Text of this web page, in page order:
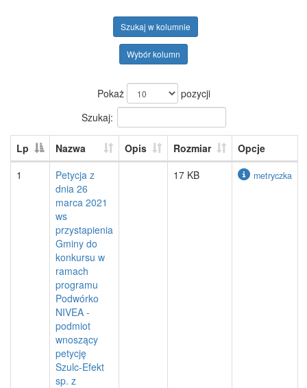
Szukaj w kolumnie
Wybór kolumn
Pokaż
pozycji
Szukaj:
Lp Nazwa Opis Rozmiar
Opcje
1
Petycja z
dnia 26
marca 2021
ws
przystapienia
Gminy do
konkursu w
ramach
programu
Podwórko
NIVEA -
podmiot
wnoszący
petycję
Szulc-Efekt
sp. z
17 KB metryczka